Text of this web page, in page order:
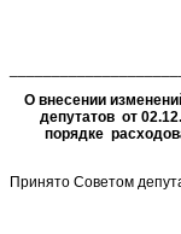
О внесении
депутатов от
порядке
Принято